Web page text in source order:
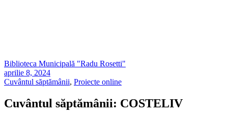
Biblioteca Municipală "Radu Rosetti"
aprilie 8, 2024
Cuvântul săptămânii, Proiecte online
Cuvântul săptămânii: COSTELIV